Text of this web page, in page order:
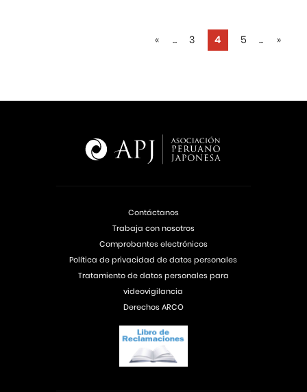
« ... 3 4 5 ... »
Contáctanos
Trabaja con nosotros
Comprobantes electrónicos
Política de privacidad de datos personales
Tratamiento de datos personales para
videovigilancia
Derechos ARCO